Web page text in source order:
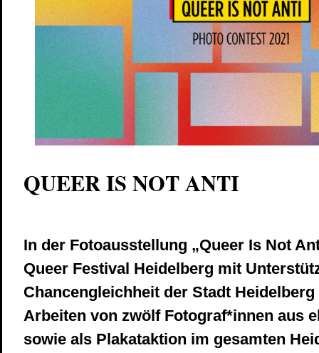
QUEER IS NOT ANTI
In der Fotoausstellung „Queer Is Not
Queer Festival Heidelberg mit
Chancengleichheit der Stadt Heidelberg
Arbeiten von zwölf Fotograf*innen aus
sowie als Plakataktion im gesamten